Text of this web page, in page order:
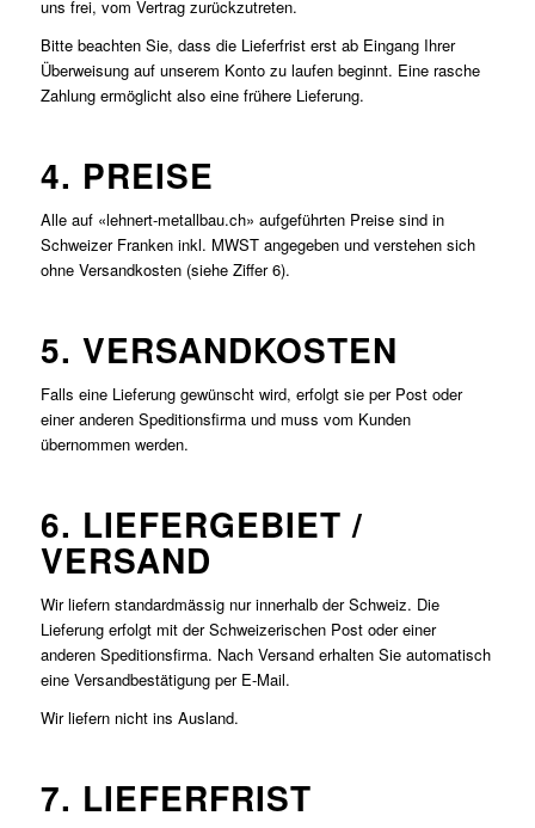
uns frei, vom Vertrag zurückzutreten.
Bitte beachten Sie, dass die Lieferfrist erst ab Eingang Ihrer
Überweisung auf unserem Konto zu laufen beginnt. Eine rasche
Zahlung ermöglicht also eine frühere Lieferung.
4. PREISE
Alle auf «lehnert-metallbau.ch» aufgeführten Preise sind in
Schweizer Franken inkl. MWST angegeben und verstehen sich
ohne Versandkosten (siehe Ziffer 6).
5. VERSANDKOSTEN
Falls eine Lieferung gewünscht wird, erfolgt sie per Post oder
einer anderen Speditionsfirma und muss vom Kunden
übernommen werden.
6. LIEFERGEBIET /
VERSAND
Wir liefern standardmässig nur innerhalb der Schweiz. Die
Lieferung erfolgt mit der Schweizerischen Post oder einer
anderen Speditionsfirma. Nach Versand erhalten Sie automatisch
eine Versandbestätigung per E-Mail.
Wir liefern nicht ins Ausland.
7. LIEFERFRIST